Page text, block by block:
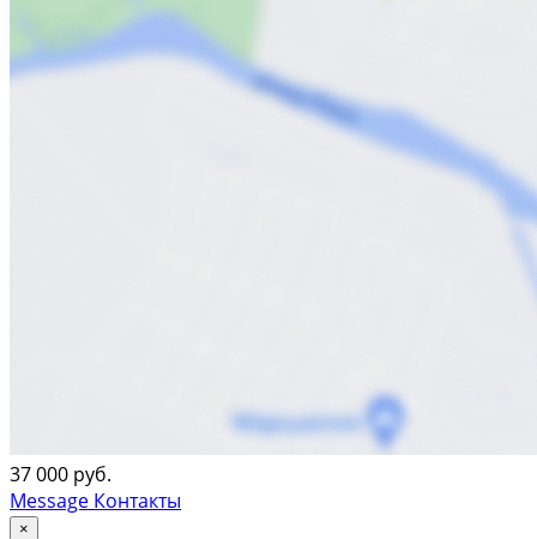
37 000 руб.
Message Контакты
×